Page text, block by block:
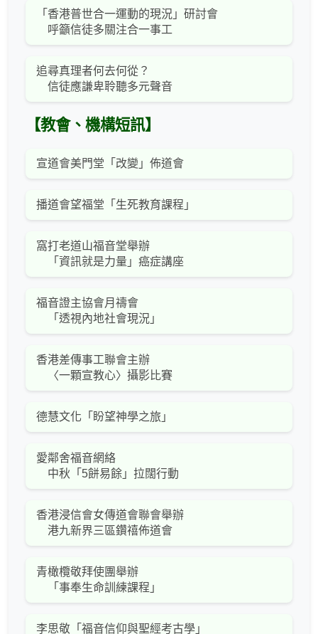
「香港普世合一運動的現況」研討會
呼籲信徒多關注合一事工
追尋真理者何去何從？
信徒應謙卑聆聽多元聲音
【教會、機構短訊】
宣道會美門堂「改變」佈道會
播道會望福堂「生死教育課程」
窩打老道山福音堂舉辦
「資訊就是力量」癌症講座
福音證主協會月禱會
「透視內地社會現況」
香港差傳事工聯會主辦
〈一顆宣教心〉攝影比賽
德慧文化「盼望神學之旅」
愛鄰舍福音網絡
中秋「5餅易餘」拉闊行動
香港浸信會女傳道會聯會舉辦
港九新界三區鑽禧佈道會
青橄欖敬拜使團舉辦
「事奉生命訓練課程」
李思敬「福音信仰與聖經考古學」